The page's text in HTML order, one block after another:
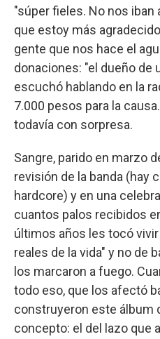
"súper fieles. No nos iban
que estoy más
gente que nos hace el
donaciones: "el dueño de
escuchó hablando en la
7.000 pesos para la
todavía con sorpresa.
Sangre, parido en marzo
revisión de la banda (hay
hardcore) y en una
cuantos palos recibidos
últimos años les tocó
reales de la vida" y no de
los marcaron a fuego.
todo eso, que los afectó
construyeron este álbum
concepto: el del lazo que